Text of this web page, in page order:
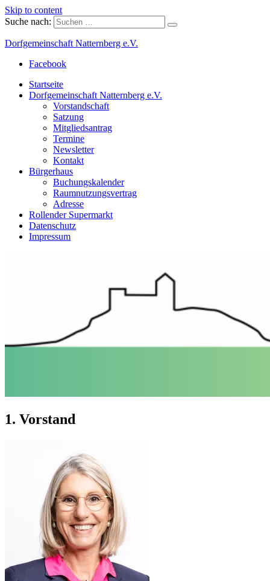
Skip to content
Suche nach:
Dorfgemeinschaft Natternberg e.V.
Facebook
Startseite
Dorfgemeinschaft Natternberg e.V.
Vorstandschaft
Satzung
Mitgliedsantrag
Termine
Newsletter
Kontakt
Bürgerhaus
Buchungskalender
Raumnutzungsvertrag
Adresse
Rollender Supermarkt
Datenschutz
Impressum
1. Vorstand